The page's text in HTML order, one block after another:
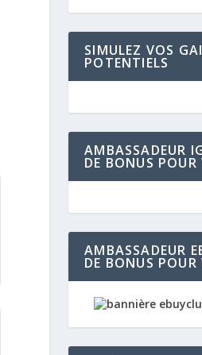
SIMULEZ VOS
POTENTIELS
AMBASSADEUR
DE BONUS POUR
AMBASSADEUR
DE BONUS POUR